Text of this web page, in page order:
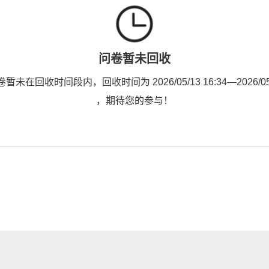
问卷暂未回收
暂未在回收时间段内，回收时间为 2026/05/13 16:34—2026/
，期待您的参与！